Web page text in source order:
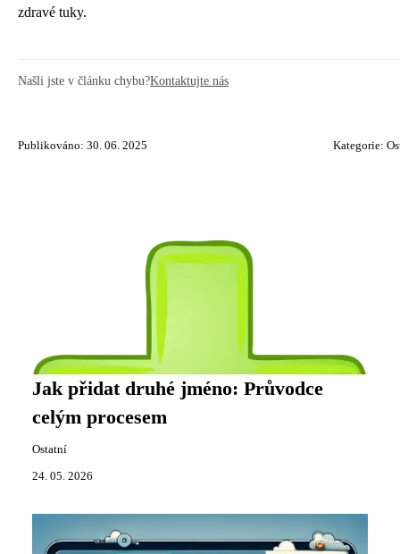
zdravé tuky.
Našli jste v článku chybu?Kontaktujte nás
Publikováno: 30. 06. 2025 Kategorie:
Jak přidat druhé jméno: Průvodce
celým procesem
Ostatní
24. 05. 2026